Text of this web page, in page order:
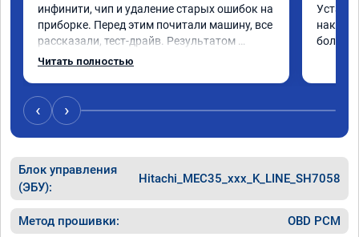
инфинити, чип и удаление старых ошибок на
приборке. Перед этим почитали машину, все
рассказали, тест-драйв. Результатом
доволен, расход упал, машина стала еще
Читать полностью
накат
‹ ›
Блок управления
(ЭБУ):
Hitachi_MEC35_xxx_K_LINE_SH7058
Метод прошивки: OBD PCM